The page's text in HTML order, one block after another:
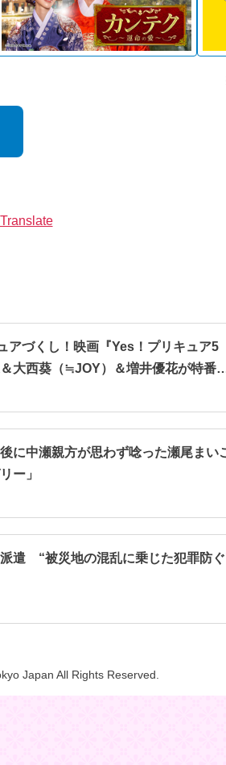
Translate
アづくし！映画『Yes！プリキュア5
大西葵（≒JOY）＆増井優花が特番
入！
に中瀬親方が思わず唸った瀬尾まい
ー」
遣 “被災地の混乱に乗じた犯罪防ぐ
Japan All Rights Reserved.